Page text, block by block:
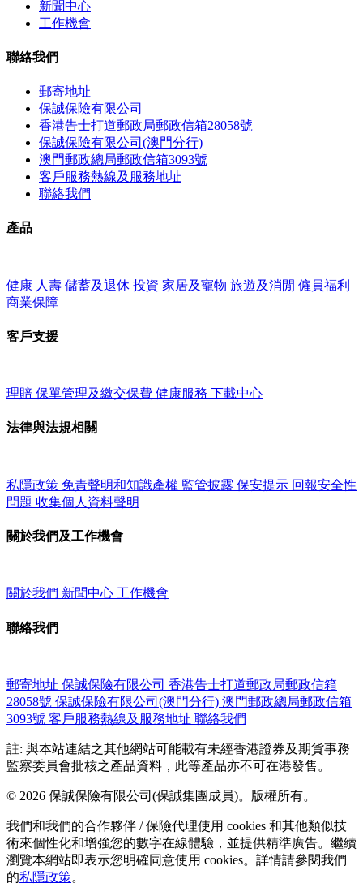
新聞中心
工作機會
聯絡我們
郵寄地址
保誠保險有限公司
香港告士打道郵政局郵政信箱28058號
保誠保險有限公司(澳門分行)
澳門郵政總局郵政信箱3093號
客戶服務熱線及服務地址
聯絡我們
產品
健康 人壽 儲蓄及退休 投資 家居及寵物 旅遊及消閒 僱員福利
商業保障
客戶支援
理賠 保單管理及繳交保費 健康服務 下載中心
法律與法規相關
私隱政策 免責聲明和知識產權 監管披露 保安提示 回報安全性
問題 收集個人資料聲明
關於我們及工作機會
關於我們 新聞中心 工作機會
聯絡我們
郵寄地址 保誠保險有限公司 香港告士打道郵政局郵政信箱
28058號 保誠保險有限公司(澳門分行) 澳門郵政總局郵政信箱
3093號 客戶服務熱線及服務地址 聯絡我們
註: 與本站連結之其他網站可能載有未經香港證券及期貨事務
監察委員會批核之產品資料，此等產品亦不可在港發售。
© 2026 保誠保險有限公司(保誠集團成員)。版權所有。
我們和我們的合作夥伴 / 保險代理使用 cookies 和其他類似技
術來個性化和增強您的數字在線體驗，並提供精準廣告。繼續
瀏覽本網站即表示您明確同意使用 cookies。詳情請參閱我們
的私隱政策。